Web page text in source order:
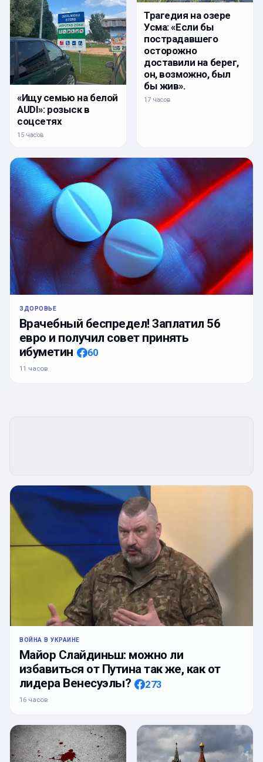
«Ищу семью на белой
AUDI»: розыск в
соцсетях
15 часов
Трагедия на озере
Усма: «Если бы
пострадавшего
осторожно
доставили на берег,
он, возможно, был
бы жив».
17 часов
ЗДОРОВЬЕ
Врачебный беспредел! Заплатил 56
евро и получил совет принять
ибуметин
60
11 часов
ВОЙНА В УКРАИНЕ
Майор Слайдиньш: можно ли
избавиться от Путина так же, как от
лидера Венесуэлы?
273
16 часов